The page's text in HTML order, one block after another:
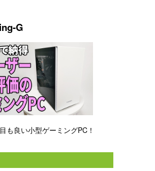
G
も良い小型ゲーミングPC！